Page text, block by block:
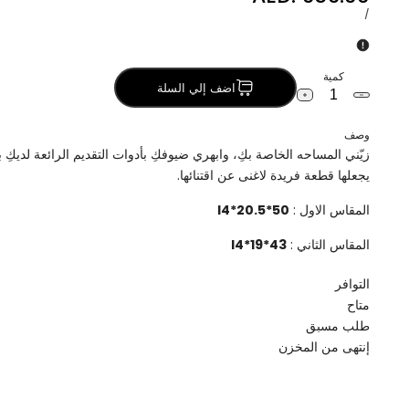
البيع
سعر/
كمية
خفض
2
صواني
معدن
بغطاء
زيادة
2
صواني
معدن
اكريلك
اضف إلي السلة
وصف
زيّني المساحه الخاصة بكِ، وابهري ضيوفكِ بأدوات التقديم الرائعة
يجعلها قطعة فريدة لاغنى عن اقتنائها.
المقاس الاول : 50*20.5*I4
المقاس الثاني : 43*19*I4
التوافر
متاح
طلب مسبق
إنتهى من المخزن